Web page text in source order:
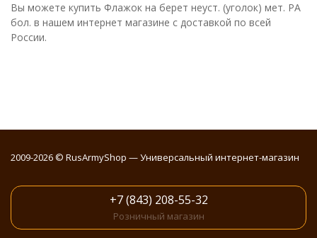
Вы можете купить Флажок на берет неуст. (уголок) мет. РА
бол. в нашем интернет магазине с доставкой по всей
России.
2009-2026 © RusArmyShop — Универсальный интернет-магазин
+7 (843) 208-55-32
Розничный магазин